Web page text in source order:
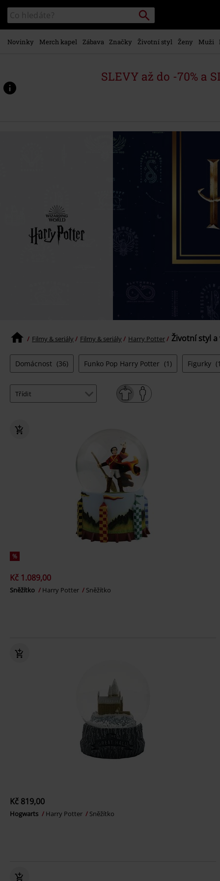
hlavnímu
obsahu
Katalog
vyhledávání
Vyhledávání
Novinky Merch kapel Zábava Značky Životní styl Ženy Muži
SLEVY až do -70% a
Filmy & seriály Filmy & seriály Harry Potter Životní styl a
Domácnost (36) Funko Pop Harry Potter (1) Figurky
%
Kč 1.089,00
Sněžítko Harry Potter Sněžítko
Kč 819,00
Hogwarts Harry Potter Sněžítko